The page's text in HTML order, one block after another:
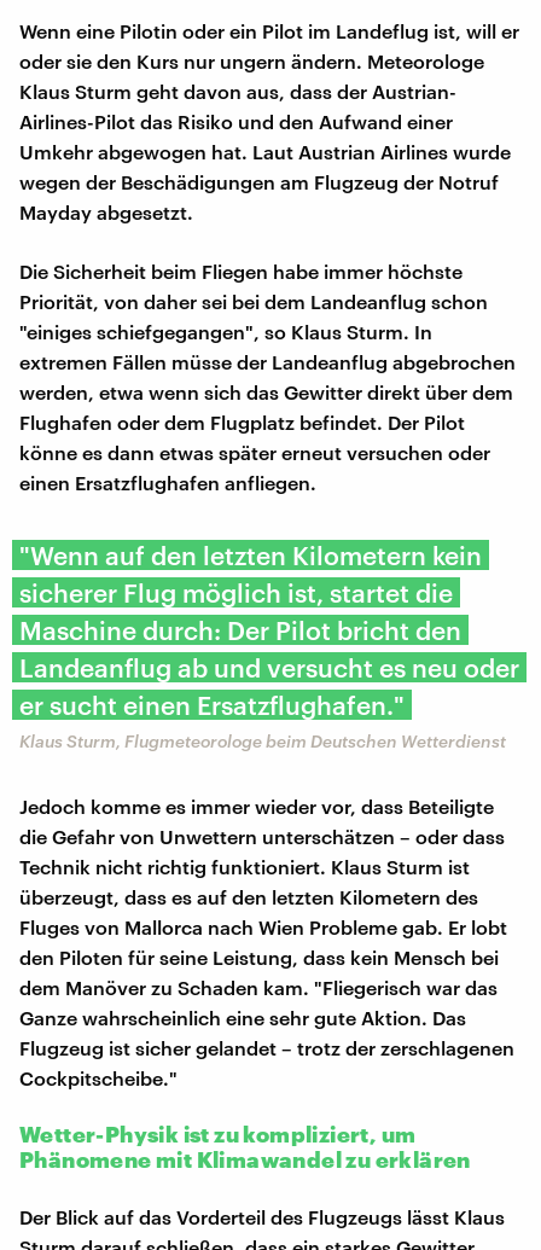
Wenn eine Pilotin oder ein Pilot im Landeflug ist, will er
oder sie den Kurs nur ungern ändern. Meteorologe
Klaus Sturm geht davon aus, dass der Austrian-
Airlines-Pilot das Risiko und den Aufwand einer
Umkehr abgewogen hat. Laut Austrian Airlines wurde
wegen der Beschädigungen am Flugzeug der Notruf
Mayday abgesetzt.
Die Sicherheit beim Fliegen habe immer höchste
Priorität, von daher sei bei dem Landeanflug schon
"einiges schiefgegangen", so Klaus Sturm. In
extremen Fällen müsse der Landeanflug abgebrochen
werden, etwa wenn sich das Gewitter direkt über dem
Flughafen oder dem Flugplatz befindet. Der Pilot
könne es dann etwas später erneut versuchen oder
einen Ersatzflughafen anfliegen.
"Wenn auf den letzten Kilometern kein
sicherer Flug möglich ist, startet die
Maschine durch: Der Pilot bricht den
Landeanflug ab und versucht es neu oder
er sucht einen Ersatzflughafen."
Klaus Sturm, Flugmeteorologe beim Deutschen Wetterdienst
Jedoch komme es immer wieder vor, dass Beteiligte
die Gefahr von Unwettern unterschätzen – oder dass
Technik nicht richtig funktioniert. Klaus Sturm ist
überzeugt, dass es auf den letzten Kilometern des
Fluges von Mallorca nach Wien Probleme gab. Er lobt
den Piloten für seine Leistung, dass kein Mensch bei
dem Manöver zu Schaden kam. "Fliegerisch war das
Ganze wahrscheinlich eine sehr gute Aktion. Das
Flugzeug ist sicher gelandet – trotz der zerschlagenen
Cockpitscheibe."
Wetter-Physik ist zu kompliziert, um
Phänomene mit Klimawandel zu erklären
Der Blick auf das Vorderteil des Flugzeugs lässt Klaus